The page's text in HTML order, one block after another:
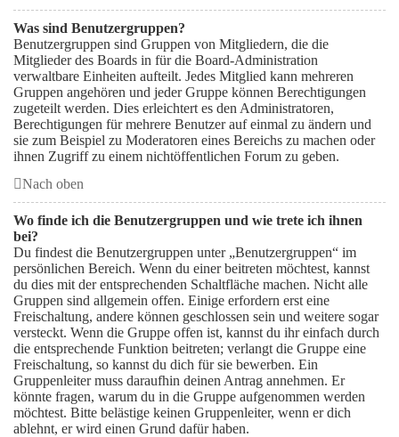
Was sind Benutzergruppen?
Benutzergruppen sind Gruppen von Mitgliedern, die die
Mitglieder des Boards in für die Board-Administration
verwaltbare Einheiten aufteilt. Jedes Mitglied kann mehreren
Gruppen angehören und jeder Gruppe können Berechtigungen
zugeteilt werden. Dies erleichtert es den Administratoren,
Berechtigungen für mehrere Benutzer auf einmal zu ändern und
sie zum Beispiel zu Moderatoren eines Bereichs zu machen oder
ihnen Zugriff zu einem nichtöffentlichen Forum zu geben.
Nach oben
Wo finde ich die Benutzergruppen und wie trete ich ihnen
bei?
Du findest die Benutzergruppen unter „Benutzergruppen“ im
persönlichen Bereich. Wenn du einer beitreten möchtest, kannst
du dies mit der entsprechenden Schaltfläche machen. Nicht alle
Gruppen sind allgemein offen. Einige erfordern erst eine
Freischaltung, andere können geschlossen sein und weitere sogar
versteckt. Wenn die Gruppe offen ist, kannst du ihr einfach durch
die entsprechende Funktion beitreten; verlangt die Gruppe eine
Freischaltung, so kannst du dich für sie bewerben. Ein
Gruppenleiter muss daraufhin deinen Antrag annehmen. Er
könnte fragen, warum du in die Gruppe aufgenommen werden
möchtest. Bitte belästige keinen Gruppenleiter, wenn er dich
ablehnt, er wird einen Grund dafür haben.